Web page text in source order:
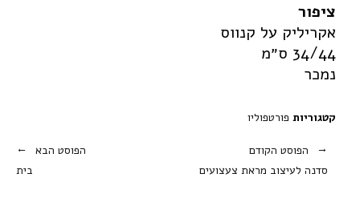
ציפור
אקריליק על קנווס
34/44 ס״מ
נמכר
קטגוריות פורטפוליו
הפוסט הקודם
סדנה לעיצוב מראת צעצועים
הפוסט הבא
בית